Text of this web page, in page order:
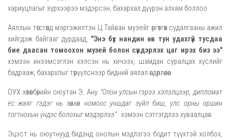
хариуцлагыг зүрхээрээ мэдэрсэн, бахархал дүүрэн алхам боллоо.
Аяллын төгсгөлд мэргэжилтэн Ц.Тайван музейг өргөтгөх судалгааны ажил
хийгдэж байгааг дурдаад, "Энэ бүх нандин өв тун удахгүй тусдаа
бие даасан томоохон музей болон сүндэрлэх цаг ирэх биз ээ"
хэмээн инээмсэглэн хэлсэн нь хичээх, шамдан суралцах хүслийг
бадрааж, бахархлыг төрүүлснээр бидний аялал өндөрлөлөө.
ОУХ хөтөлбөрийн оюутан Э. Ану "Олон улсын гэрээ хэлэлцээр, дипломат
ёс жаяг гэдэг нь зөвхөн номоос уншдаг зүйл биш, улс орны оршин
тогтнохын үндэс болохыг мэдэрлээ" хэмээн сэтгэгдлээ хуваалцав.
Эцэст нь оюутнууд бидэнд онолын мэдлэгээ бодит түүхтэй холбох,